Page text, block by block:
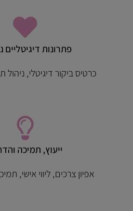
פתרונות דיגיטליים
כרטיס ביקור דיגיטלי, ניהול
ייעוץ, תמיכה
אפיון צרכים, ליווי אישי,